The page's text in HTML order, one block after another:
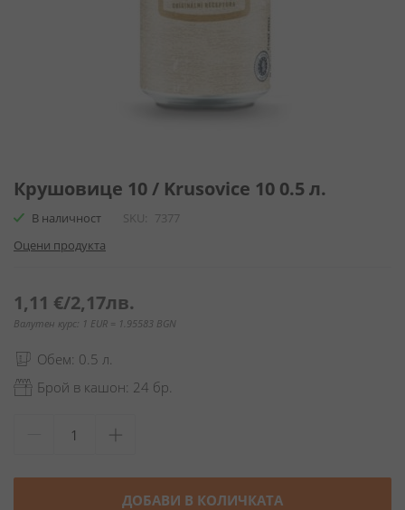
към
началото
на
галерия
със
Крушовице 10 / Krusovice 10 0.5 л.
В наличност SKU
7377
Оцени продукта
1,11 €/2,17лв.
Валутен курс: 1 EUR = 1.95583 BGN
Обем: 0.5 л.
Брой в кашон: 24 бр.
ДОБАВИ В КОЛИЧКАТА